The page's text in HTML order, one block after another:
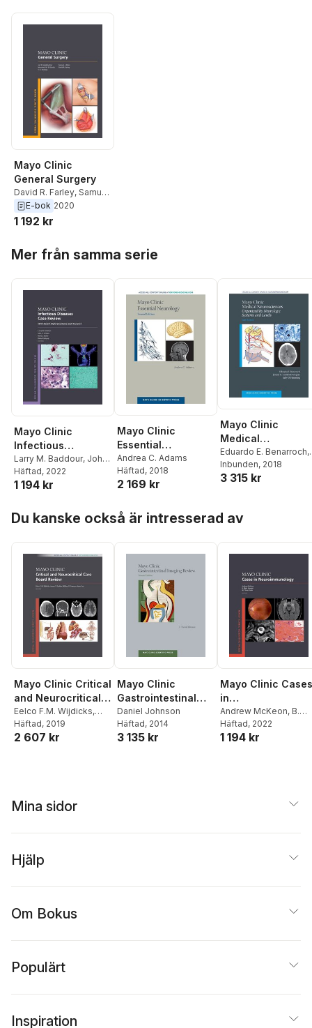
Mayo Clinic
General Surgery
David R. Farley, Samuel
J. Allen,T. K. Pandian
Moustafa M. El Khatib
E-bok 2020
1 192 kr
Mer från samma serie
Mayo Clinic
Infectious
Diseases Case
Review
Larry M. Baddour, John
C. O'Horo
Häftad, 2022
1 194 kr
Mayo Clinic
Essential
Neurology
Andrea C. Adams
Häftad, 2018
2 169 kr
Mayo Clinic
Medical
Neurosciences
Eduardo E. Benarroch,
Jeremy K. Cutsforth-
Gregory,Kelly D.
Inbunden, 2018
3 315 kr
Du kanske också är intresserad av
Mayo Clinic Critical
and Neurocritical
Care Board Review
Eelco F.M. Wijdicks,
James Y. Findlay
William D. Freeman
Häftad, 2019
2 607 kr
Mayo Clinic
Gastrointestinal
Imaging Review
Daniel Johnson
Häftad, 2014
3 135 kr
Mayo Clinic Cases
in
Neuroimmunology
Andrew McKeon, B.
Mark Keegan
Tobin
Häftad, 2022
1 194 kr
Mina sidor
Hjälp
Om Bokus
Populärt
Inspiration